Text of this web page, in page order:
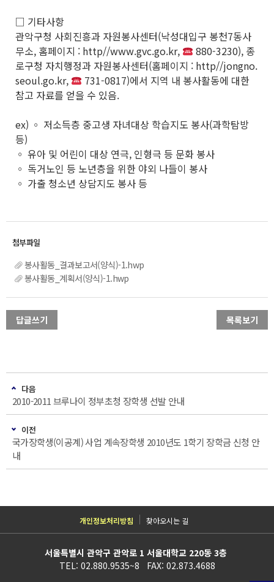
□ 기타사항
관악구청 사회진흥과 자원봉사센터(낙성대입구 봉천7동사
무소, 홈페이지 : http//www.gvc.go.kr,
880-3230), 종
로구청 자치행정과 자원봉사센터(홈페이지 : http//jongno.
seoul.go.kr,
731-0817)에서 지역 내 봉사활동에 대한
참고 자료를 얻을 수 있음.
ex) ◦ 저소득층 중고생 자녀대상 학습지도 봉사(과학탐방
등)
◦ 유아 및 어린이 대상 연극, 인형극 등 문화 봉사
◦ 독거노인 등 노년층을 위한 야외 나들이 봉사
◦ 가출 청소년 상담지도 봉사 등
봉사활동_결과보고서(양식)-1.hwp
봉사활동_계획서(양식)-1.hwp
답글쓰기 목록보기
다음
2010-2011 브루나이 정부초청 장학생 선발 안내
이전
국가장학생(이공계) 사업 계속장학생 2010년도 1학기 장학금 신청 안
내
개인정보처리방침 찾아오시는 길
서울특별시 관악구 관악로 1 서울대학교 220동 3층
TEL: 02.880.9535~8 FAX: 02.873.4688